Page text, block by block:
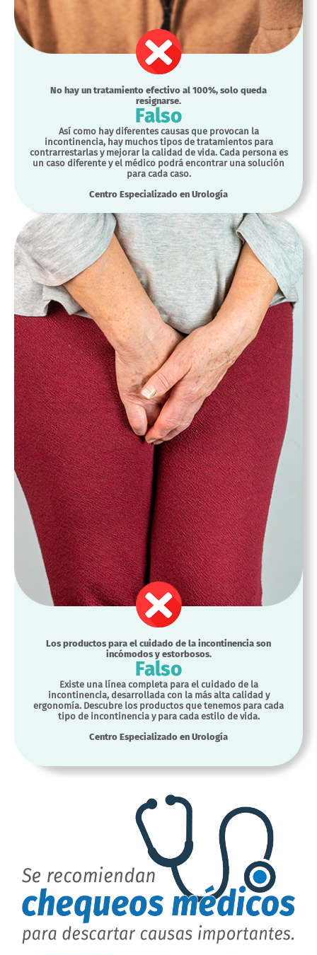
No hay un tratamiento efectivo al 100%, solo queda
resignarse.
Falso
Así como hay diferentes causas que provocan la
incontinencia, hay muchos tipos de tratamientos para
contrarrestarlas y mejorar la calidad de vida. Cada persona es
un caso diferente y el médico podrá encontrar una solución
para cada caso.
Centro Especializado en Urología
Los productos para el cuidado de la incontinencia son
incómodos y estorbosos.
Falso
Existe una línea completa para el cuidado de la
incontinencia, desarrollada con la más alta calidad y
ergonomía. Descubre los productos que tenemos para cada
tipo de incontinencia y para cada estilo de vida.
Centro Especializado en Urología